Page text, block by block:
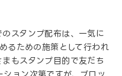
のスタンプ配布は、一気に
るための施策として行われ
もスタンプ目的で友だち